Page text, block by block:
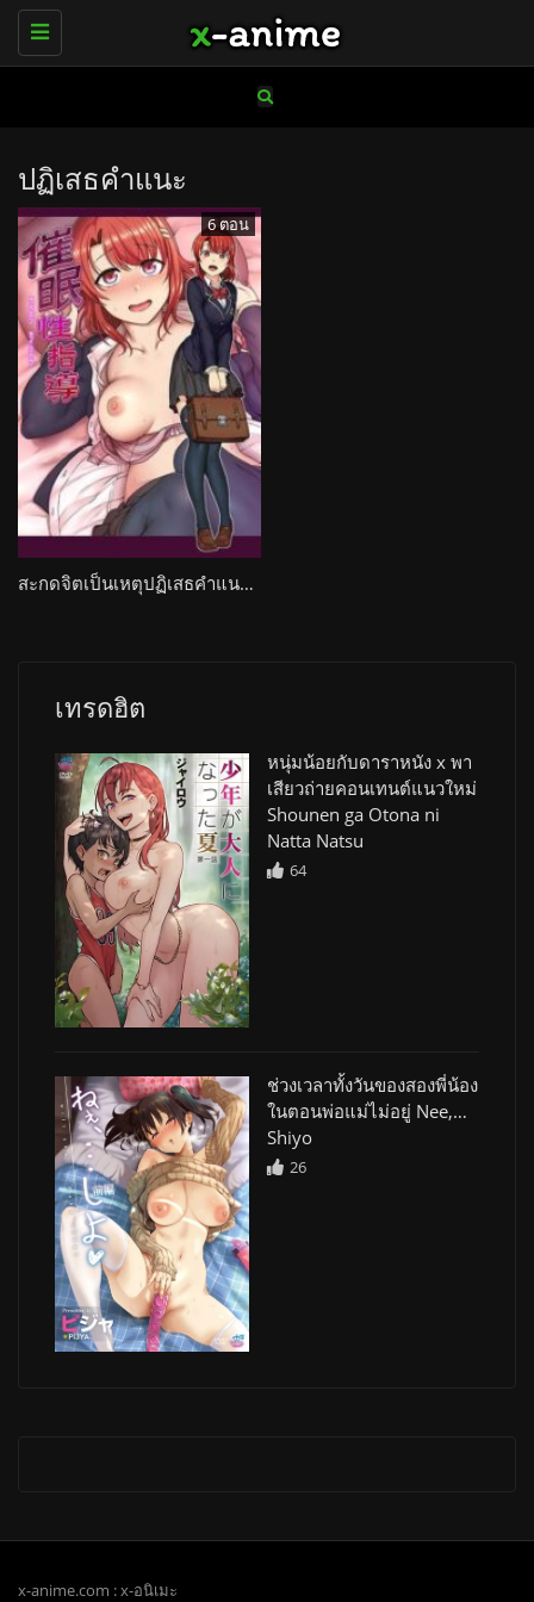
Toggle
navigation
ปฏิเสธคำแนะ
6 ตอน
สะกดจิตเป็นเหตุปฏิเสธคำแนะนำเรื่องเพศ Saimin Seishidou
เทรดฮิต
หนุ่มน้อยกับดาราหนัง x พา
เสียวถ่ายคอนเทนต์แนวใหม่
Shounen ga Otona ni
Natta Natsu
64
ช่วงเวลาทั้งวันของสองพี่น้อง
ในตอนพ่อแม่ไม่อยู่ Nee,…
Shiyo
26
x-anime.com : x-อนิเมะ